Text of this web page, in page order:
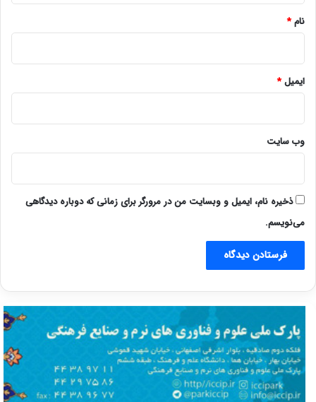
نام*
ایمیل*
وب‌ سایت
ذخیره نام، ایمیل و وبسایت من در مرورگر برای زمانی که دوباره دیدگاهی
می‌نویسم.